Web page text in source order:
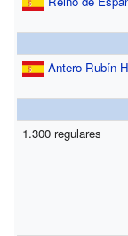
Antero Rubín
1.300 regulares